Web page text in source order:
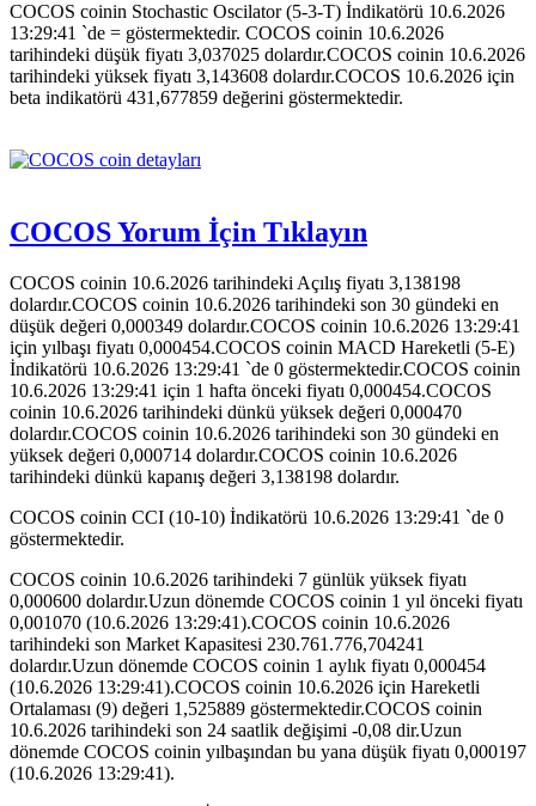
COCOS coinin Stochastic Oscilator (5-3-T) İndikatörü 10.6.2026
13:29:41 `de = göstermektedir. COCOS coinin 10.6.2026
tarihindeki düşük fiyatı 3,037025 dolardır.COCOS coinin 10.6.2026
tarihindeki yüksek fiyatı 3,143608 dolardır.COCOS 10.6.2026 için
beta indikatörü 431,677859 değerini göstermektedir.
COCOS Yorum İçin Tıklayın
COCOS coinin 10.6.2026 tarihindeki Açılış fiyatı 3,138198
dolardır.COCOS coinin 10.6.2026 tarihindeki son 30 gündeki en
düşük değeri 0,000349 dolardır.COCOS coinin 10.6.2026 13:29:41
için yılbaşı fiyatı 0,000454.COCOS coinin MACD Hareketli (5-E)
İndikatörü 10.6.2026 13:29:41 `de 0 göstermektedir.COCOS coinin
10.6.2026 13:29:41 için 1 hafta önceki fiyatı 0,000454.COCOS
coinin 10.6.2026 tarihindeki dünkü yüksek değeri 0,000470
dolardır.COCOS coinin 10.6.2026 tarihindeki son 30 gündeki en
yüksek değeri 0,000714 dolardır.COCOS coinin 10.6.2026
tarihindeki dünkü kapanış değeri 3,138198 dolardır.
COCOS coinin CCI (10-10) İndikatörü 10.6.2026 13:29:41 `de 0
göstermektedir.
COCOS coinin 10.6.2026 tarihindeki 7 günlük yüksek fiyatı
0,000600 dolardır.Uzun dönemde COCOS coinin 1 yıl önceki fiyatı
0,001070 (10.6.2026 13:29:41).COCOS coinin 10.6.2026
tarihindeki son Market Kapasitesi 230.761.776,704241
dolardır.Uzun dönemde COCOS coinin 1 aylık fiyatı 0,000454
(10.6.2026 13:29:41).COCOS coinin 10.6.2026 için Hareketli
Ortalaması (9) değeri 1,525889 göstermektedir.COCOS coinin
10.6.2026 tarihindeki son 24 saatlik değişimi -0,08 dir.Uzun
dönemde COCOS coinin yılbaşından bu yana düşük fiyatı 0,000197
(10.6.2026 13:29:41).